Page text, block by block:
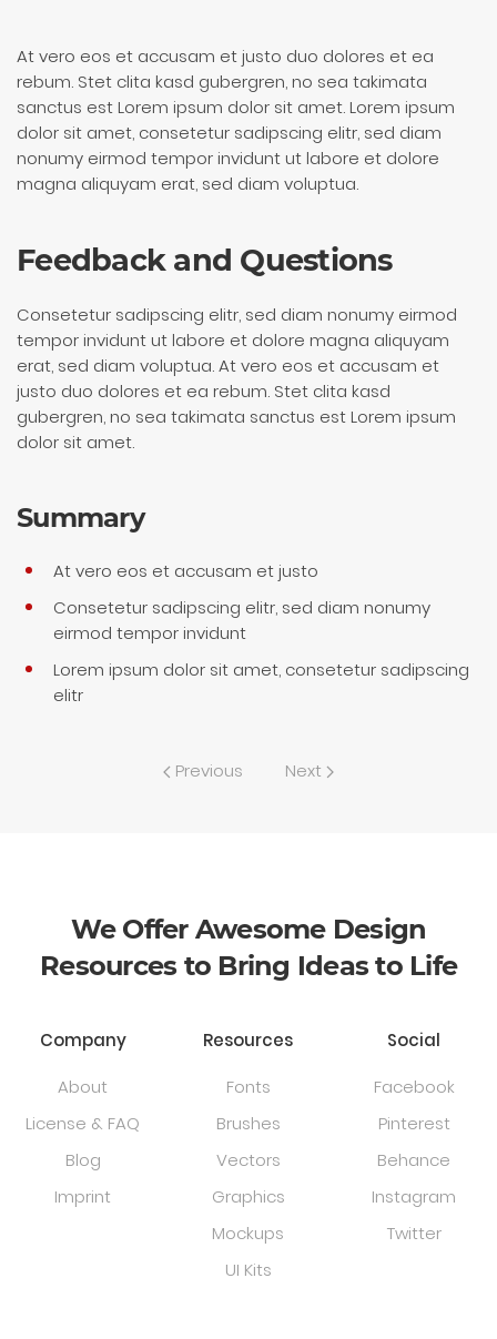
At vero eos et accusam et justo duo dolores et ea
rebum. Stet clita kasd gubergren, no sea takimata
sanctus est Lorem ipsum dolor sit amet. Lorem ipsum
dolor sit amet, consetetur sadipscing elitr, sed diam
nonumy eirmod tempor invidunt ut labore et dolore
magna aliquyam erat, sed diam voluptua.
Feedback and Questions
Consetetur sadipscing elitr, sed diam nonumy eirmod
tempor invidunt ut labore et dolore magna aliquyam
erat, sed diam voluptua. At vero eos et accusam et
justo duo dolores et ea rebum. Stet clita kasd
gubergren, no sea takimata sanctus est Lorem ipsum
dolor sit amet.
Summary
At vero eos et accusam et justo
Consetetur sadipscing elitr, sed diam nonumy
eirmod tempor invidunt
Lorem ipsum dolor sit amet, consetetur sadipscing
elitr
Previous Next
We Offer Awesome Design
Resources to Bring Ideas to Life
Company
About
License & FAQ
Blog
Imprint
Resources
Fonts
Brushes
Vectors
Graphics
Mockups
UI Kits
Social
Facebook
Pinterest
Behance
Instagram
Twitter